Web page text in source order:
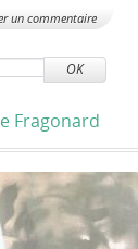
OK
Fragonard